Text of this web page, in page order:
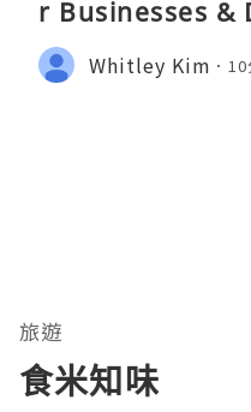
r Businesses &
Whitley Kim
旅遊
食米知味